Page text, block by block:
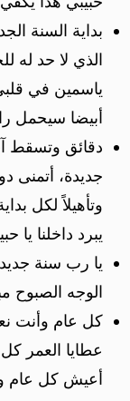
بداية السنة
الذي لا حد له
ياسمين في
أبيضا سيحمل
دقائق وتسقط
جديدة، أتمنى
وتأهيلاً لكل
يبرد داخلنا يا
يا رب سنة
الوجه الصبوح
كل عام وأنت
عطايا العمر
أعيش كل عام